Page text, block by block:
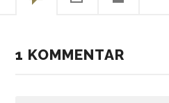
1 KOMMENTAR